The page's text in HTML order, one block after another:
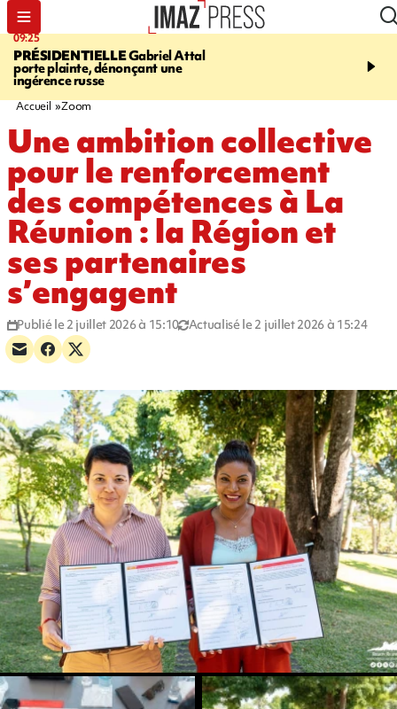
09:25
PRÉSIDENTIELLEGabriel Attal
porte plainte, dénonçant une
ingérence russe
11:43
accident après le virage
Accueil Zoom
Une ambition collective
pour le renforcement
des compétences à La
Réunion : la Région et
ses partenaires
s’engagent
Publié le 2 juillet 2026 à 15:10 Actualisé le 2 juillet 2026 à 15:24